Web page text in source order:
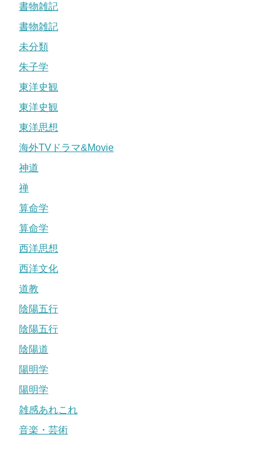
書物雑記
書物雑記
未分類
朱子学
東洋史観
東洋史観
東洋思想
海外TVドラマ&Movie
神道
禅
算命学
算命学
西洋思想
西洋文化
道教
陰陽五行
陰陽五行
陰陽道
陽明学
陽明学
雑感あれこれ
音楽・芸術